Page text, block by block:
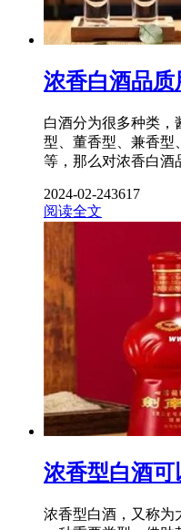
浓香白酒品
白酒分为很多种类，
型、董香型、兼香型
等，那么对浓香白酒
2024-02-243617
阅读全文
浓香型白酒可
浓香型白酒，又称为